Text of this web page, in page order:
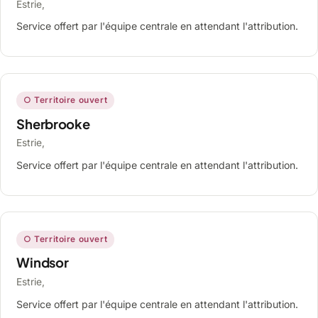
Estrie,
Service offert par l'équipe centrale en attendant l'attribution.
○ Territoire ouvert
Sherbrooke
Estrie,
Service offert par l'équipe centrale en attendant l'attribution.
○ Territoire ouvert
Windsor
Estrie,
Service offert par l'équipe centrale en attendant l'attribution.